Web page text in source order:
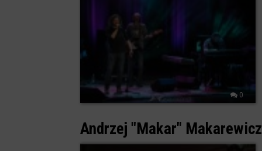
0
Andrzej "Makar"